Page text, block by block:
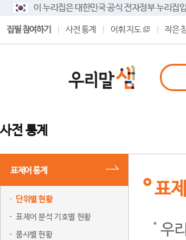
이 누리집은 대한민국 공식 전자정부 누리집
집필 참여하기 사전 통계 어휘 지도 작은
사전 통계
표제어 통계
단위별 현황
표제어 분석 기호별 현황
품사별 현황
표
우